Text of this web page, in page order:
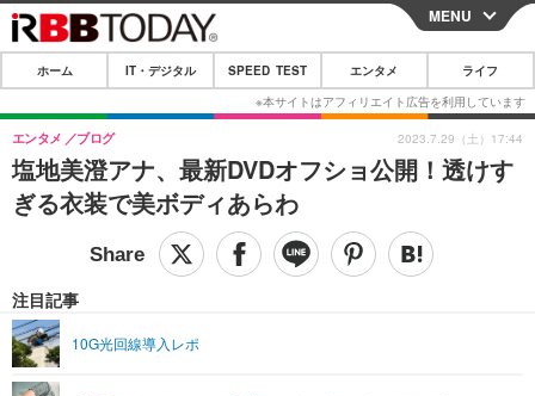
CLOSE
ホーム
IT・デジタル
IT・デジタルTOP スマートフォン
ショッピング その他
SPEED TEST
エンタメTOP 映画・ドラマ
ライフTOP
リリース一覧
プッシュ通知の停止方法
MENU
ホーム IT・デジタル SPEED TEST エンタメ ライフ
塩地美澄アナ、最新DVDオフショ公開！透けす
ぎる衣装で美ボディあらわ
エンタメ ブログ
注目記事
10G光回線導入レポ
2023.7.29（土）17:44